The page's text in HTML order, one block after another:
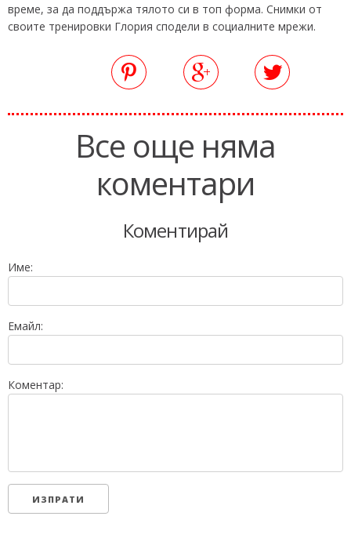
време, за да поддържа тялото си в топ форма. Снимки от
своите тренировки Глория сподели в социалните мрежи.
Все още няма
коментари
Коментирай
Име:
Емайл:
Коментар: